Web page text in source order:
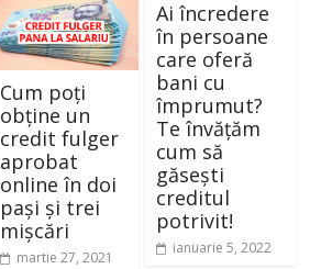
Cum poți
obține un
credit fulger
aprobat
online în doi
pași și trei
mișcări
martie 27, 2021
Ai încredere
în persoane
care oferă
bani cu
împrumut?
Te învățăm
cum să
găsești
creditul
potrivit!
ianuarie 5, 2022